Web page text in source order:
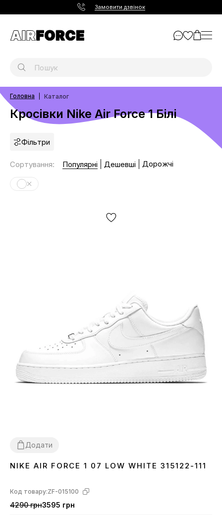
Замовити дзвінок
Головна Каталог
Кросівки Nike Air Force 1 Білі
Фільтри
Сортування: Популярні Дешевші Дорожчі
Додати
3637 38 39 40414243 4445
NIKE AIR FORCE 1 07 LOW WHITE 315122-111
Код товару:ZF-015100
4290 грн3595 грн